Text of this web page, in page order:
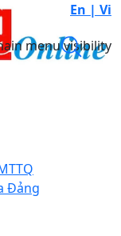
En | Vi
menu visibility
Đảng